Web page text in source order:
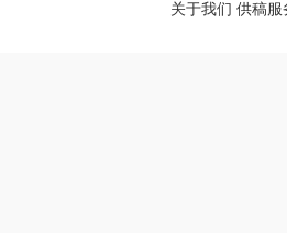
关于我们 供稿服